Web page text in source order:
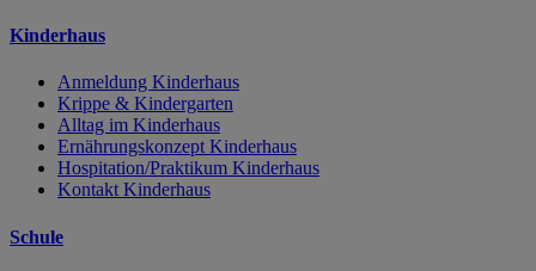
Kinderhaus
Anmeldung Kinderhaus
Krippe & Kindergarten
Alltag im Kinderhaus
Ernährungskonzept Kinderhaus
Hospitation/Praktikum Kinderhaus
Kontakt Kinderhaus
Schule